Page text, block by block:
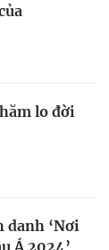
lo đời
danh ‘Nơi